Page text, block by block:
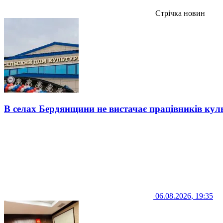
Стрічка новин
В селах Бердянщини не вистачає працівників
06.08.2026, 19:35